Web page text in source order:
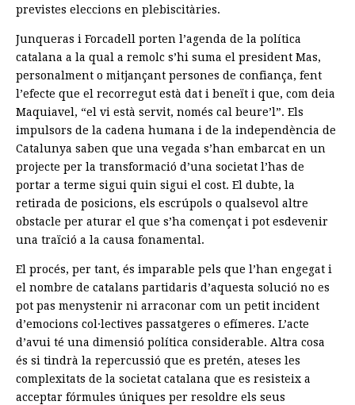
previstes eleccions en plebiscitàries.
Junqueras i Forcadell porten l’agenda de la política
catalana a la qual a remolc s’hi suma el president Mas,
personalment o mitjançant persones de confiança, fent
l’efecte que el recorregut està dat i beneït i que, com deia
Maquiavel, “el vi està servit, només cal beure’l”. Els
impulsors de la cadena humana i de la independència de
Catalunya saben que una vegada s’han embarcat en un
projecte per la transformació d’una societat l’has de
portar a terme sigui quin sigui el cost. El dubte, la
retirada de posicions, els escrúpols o qualsevol altre
obstacle per aturar el que s’ha començat i pot esdevenir
una traïció a la causa fonamental.
El procés, per tant, és imparable pels que l’han engegat i
el nombre de catalans partidaris d’aquesta solució no es
pot pas menystenir ni arraconar com un petit incident
d’emocions col·lectives passatgeres o efímeres. L’acte
d’avui té una dimensió política considerable. Altra cosa
és si tindrà la repercussió que es pretén, ateses les
complexitats de la societat catalana que es resisteix a
acceptar fórmules úniques per resoldre els seus